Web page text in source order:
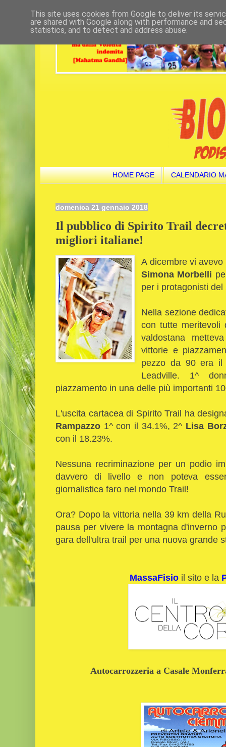
HOME PAGE CALENDARIO
domenica 21 gennaio 2018
Il pubblico di Spirito Trail
migliori italiane!
A dicembre vi
Simona Morbelli
per i protagonisti
Nella sezione
con tutte meritevoli
valdostana
vittorie e
pezzo da 90 era il
Leadville. 1^
piazzamento in una delle più importanti
L'uscita cartacea di Spirito Trail ha
Rampazzo 1^ con il 34.1%, 2^ Lisa
con il 18.23%.
Nessuna recriminazione per un podio
davvero di livello e non poteva
giornalistica faro nel mondo Trail!
Ora? Dopo la vittoria nella 39 km della
pausa per vivere la montagna d'inverno
gara dell'ultra trail per una nuova grande
MassaFisio il sito e la
Autocarrozzeria a Casale
This site uses cookies from Google to deliver its
are shared with Google along with performance and
statistics, and to detect and address abuse.